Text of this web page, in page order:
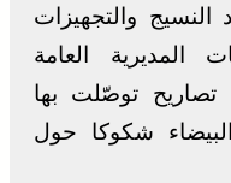
والتجهيزات
المديرية العامة
تصاريح توصّلت بها
شكوكا حول